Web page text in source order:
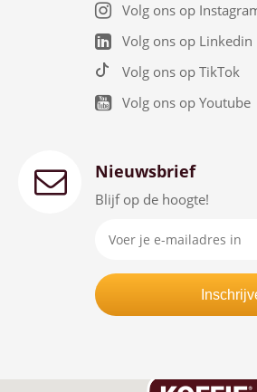
Volg ons op
Volg ons op Linkedin
Volg ons op TikTok
Volg ons op Youtube
Nieuwsbrief
Blijf op de hoogte!